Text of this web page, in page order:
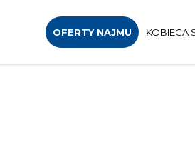
OFERTY NAJMU KOBIECA